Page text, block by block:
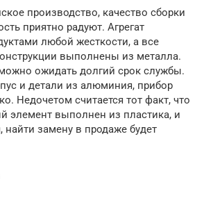
производство, качество сборки
приятно радуют. Агрегат
любой жесткости, а все
выполнены из металла.
ожидать долгий срок службы.
и детали из алюминия, прибор
Недочетом считается тот факт, что
элемент выполнен из пластика, и
найти замену в продаже будет